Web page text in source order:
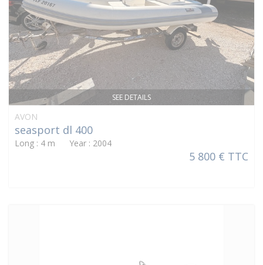
SEE DETAILS
AVON
seasport dl 400
Long : 4 m Year : 2004
5 800 € TTC